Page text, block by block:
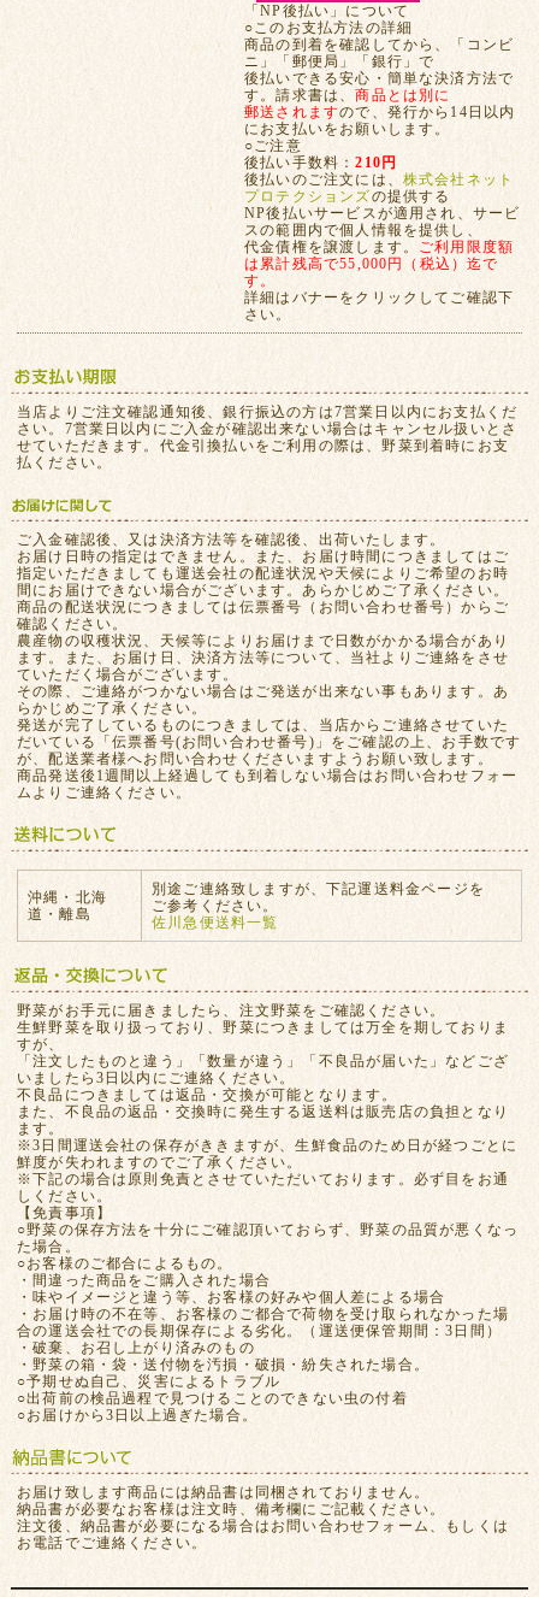
「NP後払い」について
○このお支払方法の詳細
商品の到着を確認してから、「コンビ
ニ」「郵便局」「銀行」で
後払いできる安心・簡単な決済方法で
す。請求書は、商品とは別に
郵送されますので、発行から14日以内
にお支払いをお願いします。
○ご注意
後払い手数料：210円
後払いのご注文には、 株式会社ネット
プロテクションズの提供する
NP後払いサービスが適用され、サービ
スの範囲内で個人情報を提供し、
代金債権を譲渡します。 ご利用限度額
は累計残高で55,000円（税込）迄で
す。
詳細はバナーをクリックしてご確認下
さい。
当店よりご注文確認通知後、銀行振込の方は7営業日以内にお支払くだ
さい。7営業日以内にご入金が確認出来ない場合はキャンセル扱いとさ
せていただきます。代金引換払いをご利用の際は、野菜到着時にお支
払ください。
ご入金確認後、又は決済方法等を確認後、出荷いたします。
お届け日時の指定はできません。また、お届け時間につきましてはご
指定いただきましても運送会社の配達状況や天候によりご希望のお時
間にお届けできない場合がございます。あらかじめご了承ください。
商品の配送状況につきましては伝票番号（お問い合わせ番号）からご
確認ください。
農産物の収穫状況、天候等によりお届けまで日数がかかる場合があり
ます。また、お届け日、決済方法等について、当社よりご連絡をさせ
ていただく場合がございます。
その際、ご連絡がつかない場合はご発送が出来ない事もあります。あ
らかじめご了承ください。
発送が完了しているものにつきましては、当店からご連絡させていた
だいている「伝票番号(お問い合わせ番号)」をご確認の上、お手数です
が、配送業者様へお問い合わせくださいますようお願い致します。
商品発送後1週間以上経過しても到着しない場合はお問い合わせフォー
ムよりご連絡ください。
沖縄・北海
道・離島
別途ご連絡致しますが、下記運送料金ページを
ご参考ください。
佐川急便送料一覧
野菜がお手元に届きましたら、注文野菜をご確認ください。
生鮮野菜を取り扱っており、野菜につきましては万全を期しておりま
すが、
「注文したものと違う」「数量が違う」「不良品が届いた」などござ
いましたら3日以内にご連絡ください。
不良品につきましては返品・交換が可能となります。
また、不良品の返品・交換時に発生する返送料は販売店の負担となり
ます。
※3日間運送会社の保存がききますが、生鮮食品のため日が経つごとに
鮮度が失われますのでご了承ください。
※下記の場合は原則免責とさせていただいております。必ず目をお通
しください。
【免責事項】
○野菜の保存方法を十分にご確認頂いておらず、野菜の品質が悪くなっ
た場合。
○お客様のご都合によるもの。
・間違った商品をご購入された場合
・味やイメージと違う等、お客様の好みや個人差による場合
・お届け時の不在等、お客様のご都合で荷物を受け取られなかった場
合の運送会社での長期保存による劣化。（運送便保管期間：3日間）
・破棄、お召し上がり済みのもの
・野菜の箱・袋・送付物を汚損・破損・紛失された場合。
○予期せぬ自己、災害によるトラブル
○出荷前の検品過程で見つけることのできない虫の付着
○お届けから3日以上過ぎた場合。
お届け致します商品には納品書は同梱されておりません。
納品書が必要なお客様は注文時、備考欄にご記載ください。
注文後、納品書が必要になる場合はお問い合わせフォーム、もしくは
お電話でご連絡ください。